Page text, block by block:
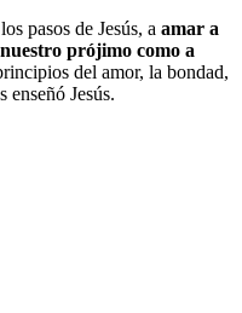
pasos de Jesús, a amar a
prójimo como a
del amor, la bondad,
Jesús.